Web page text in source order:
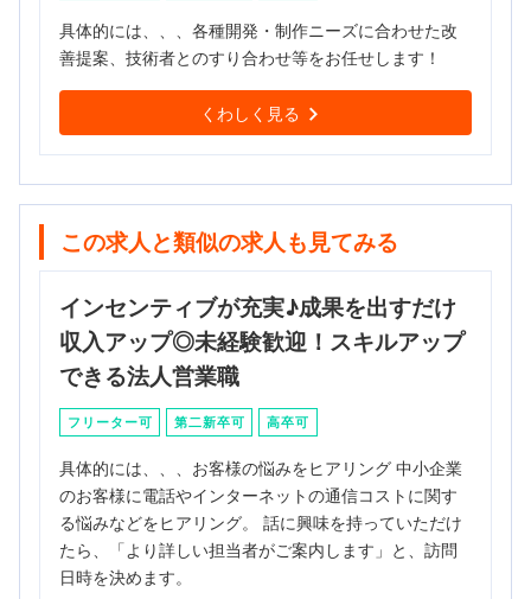
具体的には、、、各種開発・制作ニーズに合わせた改
善提案、技術者とのすり合わせ等をお任せします！
くわしく見る
この求人と類似の求人も見てみる
インセンティブが充実♪成果を出すだけ
収入アップ◎未経験歓迎！スキルアップ
できる法人営業職
フリーター可 第二新卒可 高卒可
具体的には、、、お客様の悩みをヒアリング 中小企業
のお客様に電話やインターネットの通信コストに関す
る悩みなどをヒアリング。 話に興味を持っていただけ
たら、「より詳しい担当者がご案内します」と、訪問
日時を決めます。